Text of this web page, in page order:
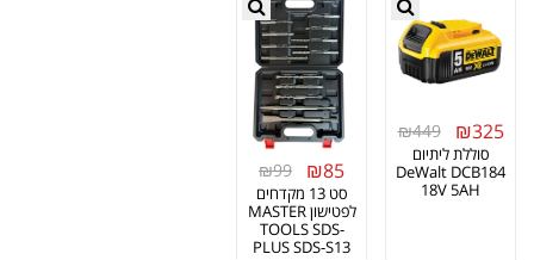
₪325
₪449
סוללת ליתיום
DeWalt DCB184
18V 5AH
₪85
₪99
סט 13 מקדחים
לפטישון MASTER
TOOLS SDS-
PLUS SDS-S13